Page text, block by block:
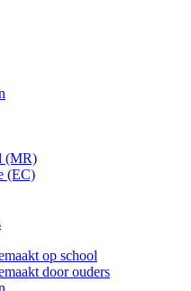
(MR)
(EC)
op school
door ouders